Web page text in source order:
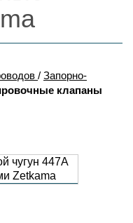
/ Запорно-
клапаны
чугун 447A
Zetkama